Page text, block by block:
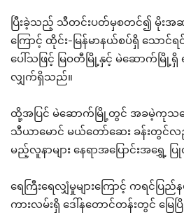
ပြီးခဲ့သည့် သီတင်းပတ်မှစတင်၍ မိုးအဆ
ကြောင့် ထိုင်း-မြန်မာနယ်စပ်ရှိ သောင်ရ
ပေါ်သဖြင့် မြဝတီမြို့နှင့် မဲဆောက်မ
လျှက်ရှိသည်။
ထို့အပြင် မဲဆောက်မြို့တွင် အခမဲ့ကုသပ
သီယာမောင် မယ်တော်ဆေး ခန်းတွင်
မည့်လူနာများ နေရာအပြောင်းအရွှေ့
ရေကြီးရေလျှံမှုများကြောင့် ကရင်ပ
ကားလမ်းရှိ ဒေါ်နတောင်တန်းတွင် မြေ